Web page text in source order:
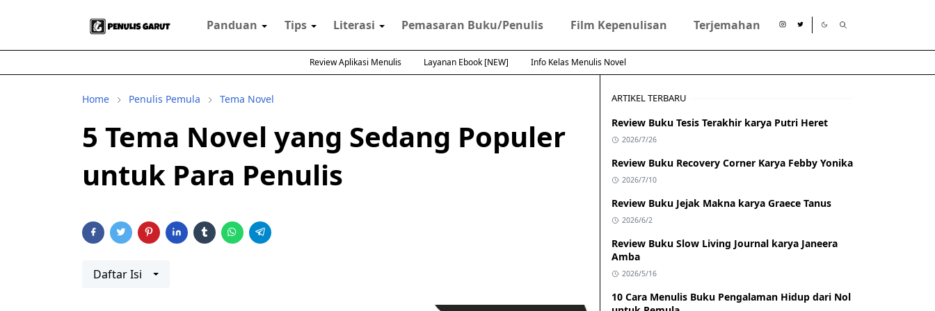
Panduan Tips Literasi Pemasaran Buku/Penulis Film Kepenulisan Terjemahan
Review Aplikasi Menulis Layanan Ebook [NEW] Info Kelas Menulis Novel
Home Penulis Pemula Tema Novel
5 Tema Novel yang Sedang Populer
untuk Para Penulis
Daftar Isi
ARTIKEL TERBARU
Review Buku Tesis Terakhir karya Putri Heret
2026/7/26
Review Buku Recovery Corner Karya Febby Yonika
2026/7/10
Review Buku Jejak Makna karya Graece Tanus
2026/6/2
Review Buku Slow Living Journal karya Janeera
Amba
2026/5/16
10 Cara Menulis Buku Pengalaman Hidup dari Nol